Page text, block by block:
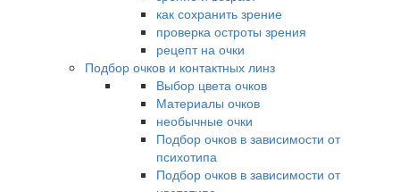
как сохранить зрение
проверка остроты зрения
рецепт на очки
Подбор очков и контактных линз
Выбор цвета очков
Материалы очков
необычные очки
Подбор очков в зависимости от
психотипа
Подбор очков в зависимости от